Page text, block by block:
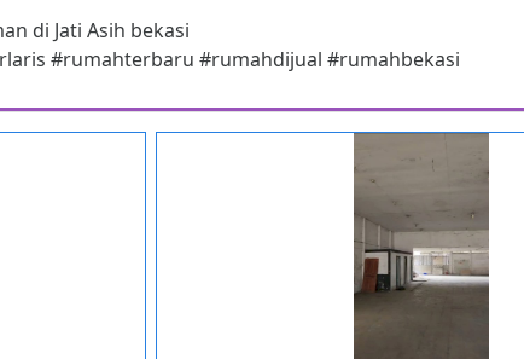
di Jati Asih bekasi
#rumahterbaru #rumahdijual #rumahbekasi